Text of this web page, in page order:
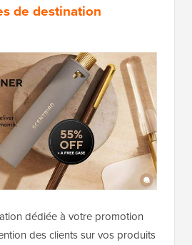
de destination
dédiée à votre promotion
des clients sur vos produits